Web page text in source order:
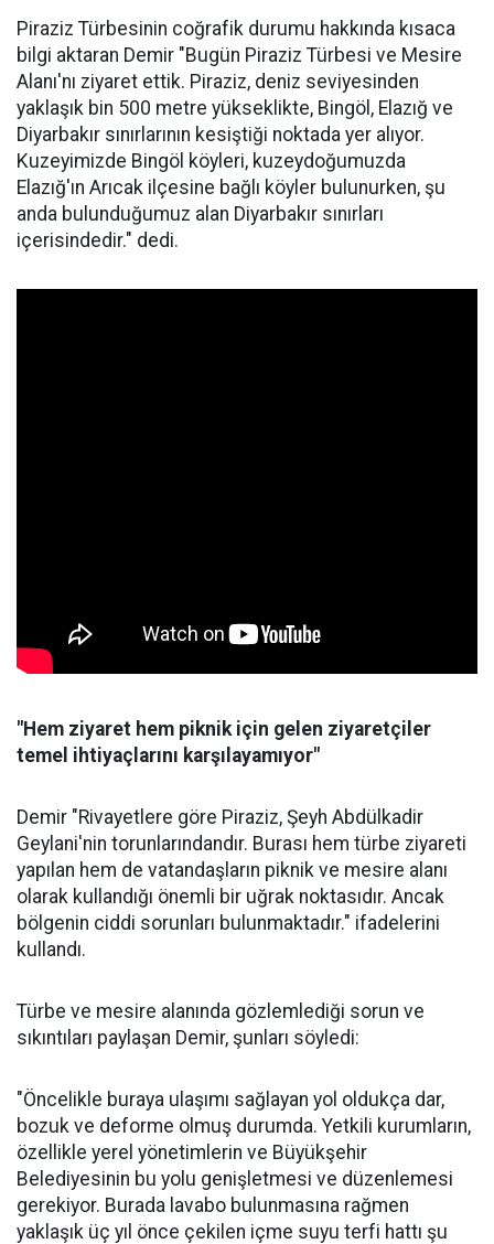
Piraziz Türbesinin coğrafik durumu hakkında kısaca
bilgi aktaran Demir "Bugün Piraziz Türbesi ve Mesire
Alanı'nı ziyaret ettik. Piraziz, deniz seviyesinden
yaklaşık bin 500 metre yükseklikte, Bingöl, Elazığ ve
Diyarbakır sınırlarının kesiştiği noktada yer alıyor.
Kuzeyimizde Bingöl köyleri, kuzeydoğumuzda
Elazığ'ın Arıcak ilçesine bağlı köyler bulunurken, şu
anda bulunduğumuz alan Diyarbakır sınırları
içerisindedir." dedi.
"Hem ziyaret hem piknik için gelen ziyaretçiler
temel ihtiyaçlarını karşılayamıyor"
Demir "Rivayetlere göre Piraziz, Şeyh Abdülkadir
Geylani'nin torunlarındandır. Burası hem türbe ziyareti
yapılan hem de vatandaşların piknik ve mesire alanı
olarak kullandığı önemli bir uğrak noktasıdır. Ancak
bölgenin ciddi sorunları bulunmaktadır." ifadelerini
kullandı.
Türbe ve mesire alanında gözlemlediği sorun ve
sıkıntıları paylaşan Demir, şunları söyledi:
"Öncelikle buraya ulaşımı sağlayan yol oldukça dar,
bozuk ve deforme olmuş durumda. Yetkili kurumların,
özellikle yerel yönetimlerin ve Büyükşehir
Belediyesinin bu yolu genişletmesi ve düzenlemesi
gerekiyor. Burada lavabo bulunmasına rağmen
yaklaşık üç yıl önce çekilen içme suyu terfi hattı şu